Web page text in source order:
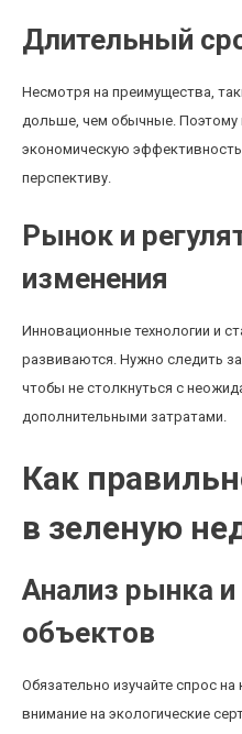
Длительный
Несмотря на преимущества,
дольше, чем обычные. Поэтому
экономическую
перспективу.
Рынок и
изменения
Инновационные технологии и
развиваются. Нужно следить
чтобы не столкнуться с
дополнительными затратами.
Как
в зеленую
Анализ рынка
объектов
Обязательно изучайте спрос
внимание на экологические